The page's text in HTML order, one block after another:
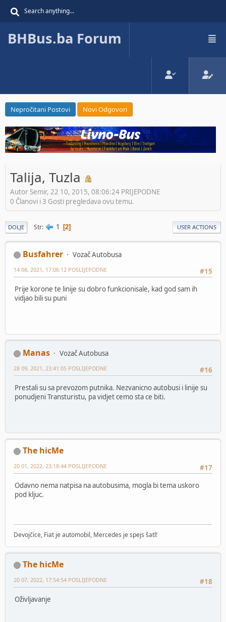
BHBus.ba Forum
Nepročitani Postovi Novi Odgovori
Talija, Tuzla
Autor Semir, 22 10, 2015, 08:06:24 PRIJEPODNE
0 Članovi i 3 Gosti pregledava ovu temu.
DOLJE Str 1 2 USER ACTIONS
Busfahrer
Vozač Autobusa
#15
14 08, 2021, 17:06:12 POSLIJEPODNE
Prije korone te linije su dobro funkcionisale, kad god sam ih
vidjao bili su puni
Manas
Vozač Autobusa
#16
28 09, 2021, 23:41:05 POSLIJEPODNE
Prestali su sa prevozom putnika. Nezvanicno autobusi i linije su
ponudjeni Transturistu, pa vidjet cemo sta ce biti.
The hicMe
#17
20 01, 2022, 23:18:44 POSLIJEPODNE
Odavno nema natpisa na autobusima, mogla bi tema uskoro
pod kljuc.
Devojčice, Fiat je automobil, Mercedes je spejs šatl!
The hicMe
#18
20 07, 2022, 17:54:54 POSLIJEPODNE
Oživljavanje